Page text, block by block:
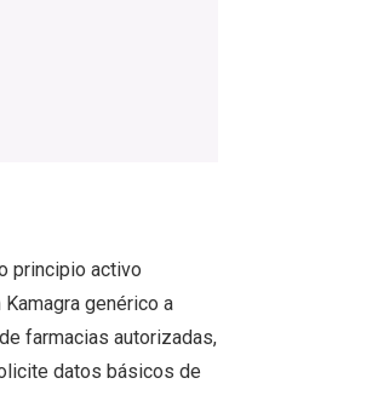
principio activo
genérico a
farmacias autorizadas,
datos básicos de